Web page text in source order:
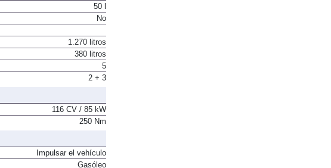
50 l
1.270 litros
380 litros
5
116 CV / 85 kW
Impulsar el vehículo